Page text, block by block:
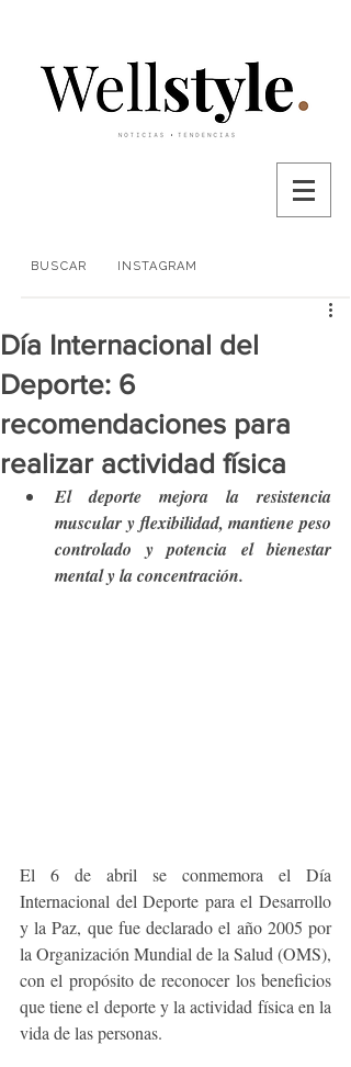
BUSCAR INSTAGRAM
Día Internacional del
Deporte: 6
recomendaciones para
realizar actividad física
El deporte mejora la resistencia
muscular y flexibilidad, mantiene peso
controlado y potencia el bienestar
mental y la concentración.
El 6 de abril se conmemora el Día
Internacional del Deporte para el Desarrollo
y la Paz, que fue declarado el año 2005 por
la Organización Mundial de la Salud (OMS),
con el propósito de reconocer los beneficios
que tiene el deporte y la actividad física en la
vida de las personas.